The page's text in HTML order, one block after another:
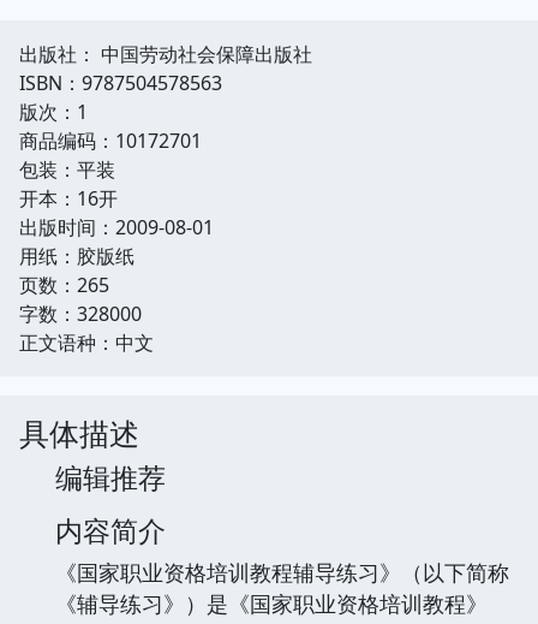
出版社： 中国劳动社会保障出版社
ISBN：9787504578563
版次：1
商品编码：10172701
包装：平装
开本：16开
出版时间：2009-08-01
用纸：胶版纸
页数：265
字数：328000
正文语种：中文
具体描述
编辑推荐
内容简介
《国家职业资格培训教程辅导练习》（以下简称
《辅导练习》）是《国家职业资格培训教程》